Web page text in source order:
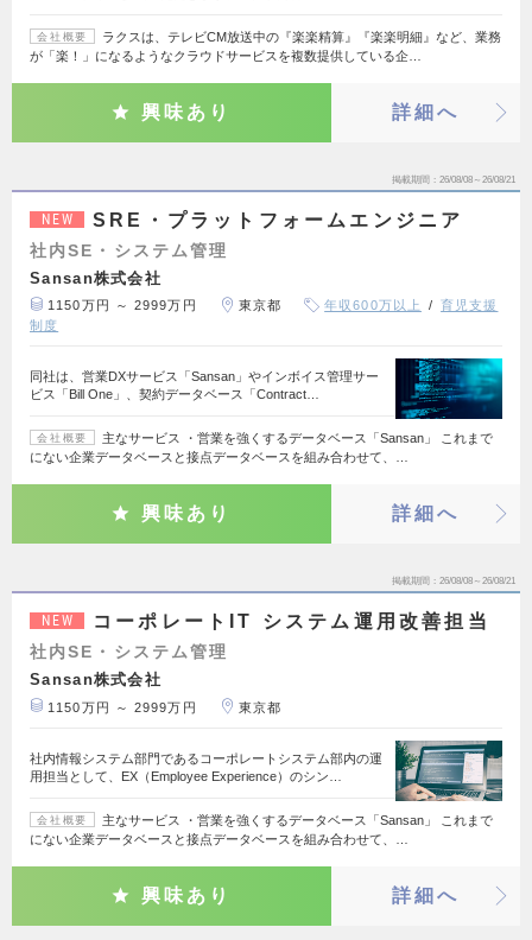
会社概要
ラクスは、テレビCM放送中の『楽楽精算』『楽楽明細』など、業務
が「楽！」になるようなクラウドサービスを複数提供している企…
興味あり 詳細へ
掲載期間 26/08/08～26/08/21
NEW SRE・プラットフォームエンジニア
社内SE・システム管理
Sansan株式会社
1150万円 ～ 2999万円 東京都 年収600万以上
育児支援
制度
同社は、営業DXサービス「Sansan」やインボイス管理サー
ビス「Bill One」、契約データベース「Contract…
会社概要
主なサービス ・営業を強くするデータベース「Sansan」 これまで
にない企業データベースと接点データベースを組み合わせて、…
興味あり 詳細へ
掲載期間 26/08/08～26/08/21
NEW コーポレートIT システム運用改善担当
社内SE・システム管理
Sansan株式会社
1150万円 ～ 2999万円 東京都
社内情報システム部門であるコーポレートシステム部内の運
用担当として、EX（Employee Experience）のシン…
会社概要
主なサービス ・営業を強くするデータベース「Sansan」 これまで
にない企業データベースと接点データベースを組み合わせて、…
興味あり 詳細へ